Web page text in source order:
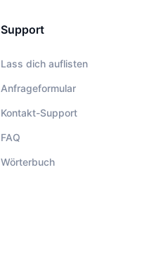
Support
Lass dich auflisten
Anfrageformular
Kontakt-Support
FAQ
Wörterbuch